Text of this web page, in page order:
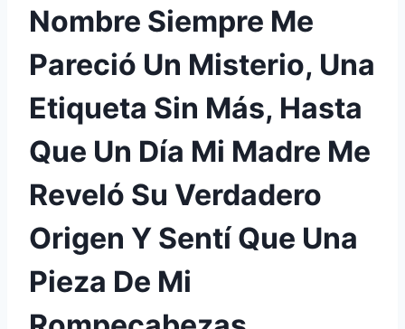
Nombre Siempre Me
Pareció Un Misterio, Una
Etiqueta Sin Más, Hasta
Que Un Día Mi Madre Me
Reveló Su Verdadero
Origen Y Sentí Que Una
Pieza De Mi